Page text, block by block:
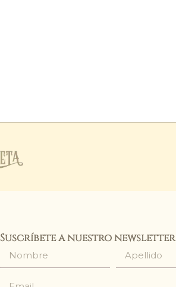
Suscríbete a nuestro newsletter